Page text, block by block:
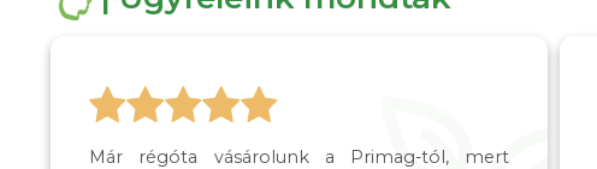
Már régóta vásárolunk a Primag-tól, mert